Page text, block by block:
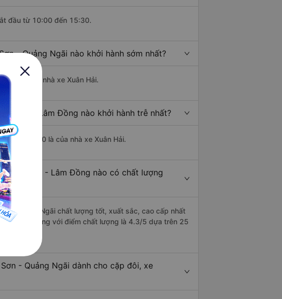
đầu từ 10:00 đến 15:30.
- Quảng Ngãi nào khởi hành sớm nhất?
là của nhà xe Xuân Hải.
Huoai - Lâm Đồng nào khởi hành trễ nhất?
lúc 15:30 là của nhà xe Xuân Hải.
Đạ Huoai - Lâm Đồng nào có chất lượng
- Quảng Ngãi chất lượng tốt, xuất sắc, cao cấp nhất
- Lâm Đồng với điểm chất lượng là 4.3/5 dựa trên 25
- Quảng Ngãi dành cho cặp đôi, xe